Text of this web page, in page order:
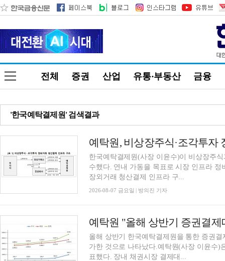
전체 증권 산업 유통·부동산 금융
'한국예탁결제원' 검색결과
한국예탁결제원(사장 이윤수)이 비상장주
수했다. 연내 가동을 목표로 시장 인프라
장외거래 청산결제 인프라 구...
2026-08-07 금요일 | 방의진 기자
예탁원 "올해 상반기 증권결
올해 상반기 한국예탁결제원을 통한 증권
가한 것으로 나타났다.예탁원(사장 이윤수)
표했다. 장내 채권시장 결제대...